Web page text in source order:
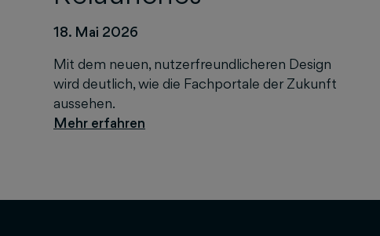
18. Mai 2026
Mit dem neuen, nutzerfreundlicheren Design
wird deutlich, wie die Fachportale der Zukunft
aussehen.